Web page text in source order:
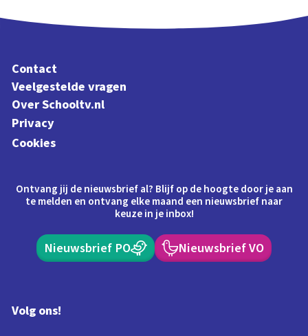
Contact
Veelgestelde vragen
Over Schooltv.nl
Privacy
Cookies
Ontvang jij de nieuwsbrief al? Blijf op de hoogte door je aan
te melden en ontvang elke maand een nieuwsbrief naar
keuze in je inbox!
Nieuwsbrief PO Nieuwsbrief VO
Volg ons!